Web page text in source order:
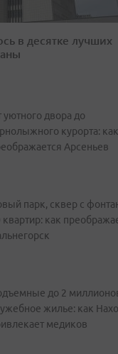
в десятке лучших
уютного двора до
курорта: как
Арсеньев
парк, сквер с
квартир: как
до 2
жилье: как
медиков